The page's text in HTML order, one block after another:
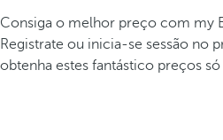
Consiga o melhor preço com my
Registrate ou inicia-se sessão no
obtenha estes fantástico preços